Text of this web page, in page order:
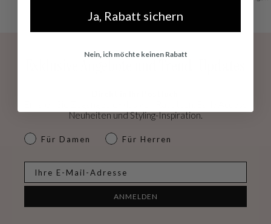
Neuheiten und Styling-Inspiration.
dames & heren
Für Damen Für Herren
ANMELDEN
Ja, Rabatt sichern
Nein, ich möchte keinen Rabatt